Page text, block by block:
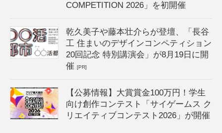
COMPETITION 2026」を初開催
乾久美子や藤本壮介らが登壇、「長谷
工 住まいのデザインコンペティション
20回記念 特別講演会」が8月19日に開
催[PR]
【公募情報】大賞賞金100万円！学生
向け創作コンテスト「サイゲームス ク
リエイティブコンテスト2026」が開催